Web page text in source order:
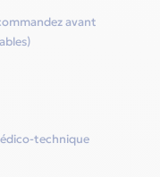
avant
technique